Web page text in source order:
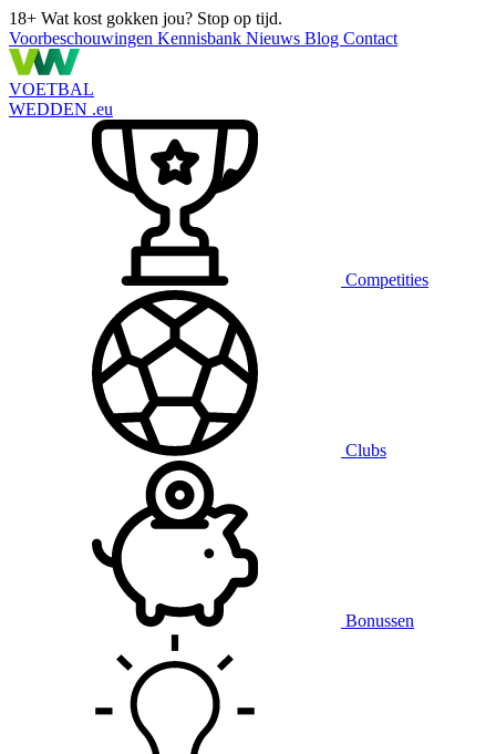
18+ Wat kost gokken jou? Stop op tijd.
Voorbeschouwingen Kennisbank Nieuws Blog Contact
VOETBAL
WEDDEN .eu
Competities
Clubs
Bonussen